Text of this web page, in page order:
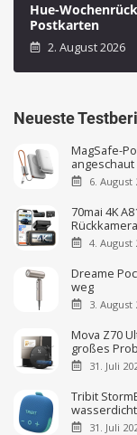
Hue-
Postkarten
2. August 2026
Neueste
MagSafe-
angeschaut
6. August
70mai 4K
4. August
Dreame
weg
3. August
Mova Z70
großes
31. Juli
Tribit
31. Juli